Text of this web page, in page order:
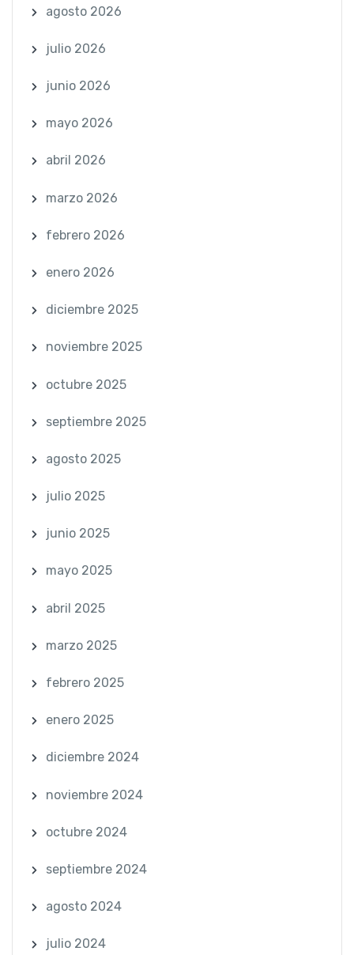
agosto 2026
julio 2026
junio 2026
mayo 2026
abril 2026
marzo 2026
febrero 2026
enero 2026
diciembre 2025
noviembre 2025
octubre 2025
septiembre 2025
agosto 2025
julio 2025
junio 2025
mayo 2025
abril 2025
marzo 2025
febrero 2025
enero 2025
diciembre 2024
noviembre 2024
octubre 2024
septiembre 2024
agosto 2024
julio 2024